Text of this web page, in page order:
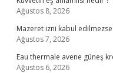
Ağustos 8, 2026
Mazeret izni kabul
Ağustos 7, 2026
Eau thermale avene güneş
Ağustos 6, 2026